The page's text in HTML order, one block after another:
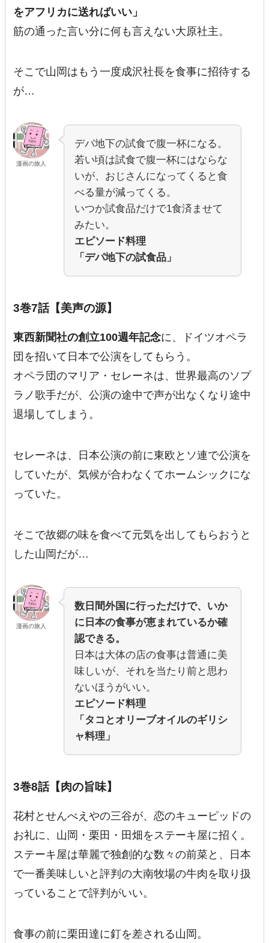
をアフリカに送ればいい」
筋の通った言い分に何も言えない大原社主。
そこで山岡はもう一度成沢社長を食事に招待する
が…
漫画の旅人
デパ地下の試食で腹一杯になる。
若い頃は試食で腹一杯にはならな
いが、おじさんになってくると食
べる量が減ってくる。
いつか試食品だけで1食済ませて
みたい。
エピソード料理
「デパ地下の試食品」
3巻7話【美声の源】
東西新聞社の創立100週年記念に、ドイツオペラ
団を招いて日本で公演をしてもらう。
オペラ団のマリア・セレーネは、世界最高のソプ
ラノ歌手だが、公演の途中で声が出なくなり途中
退場してしまう。
セレーネは、日本公演の前に東欧とソ連で公演を
していたが、気候が合わなくてホームシックにな
っていた。
そこで故郷の味を食べて元気を出してもらおうと
した山岡だが…
漫画の旅人
数日間外国に行っただけで、いか
に日本の食事が恵まれているか確
認できる。
日本は大体の店の食事は普通に美
味しいが、それを当たり前と思わ
ないほうがいい。
エピソード料理
「タコとオリーブオイルのギリシ
ャ料理」
3巻8話【肉の旨味】
花村とせんべえやの三谷が、恋のキューピッドの
お礼に、山岡・栗田・田畑をステーキ屋に招く。
ステーキ屋は華麗で独創的な数々の前菜と、日本
で一番美味しいと評判の大南牧場の牛肉を取り扱
っていることで評判がいい。
食事の前に栗田達に釘を差される山岡。